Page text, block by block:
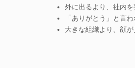
外に出るより、社内
「ありがとう」と言
大きな組織より、顔